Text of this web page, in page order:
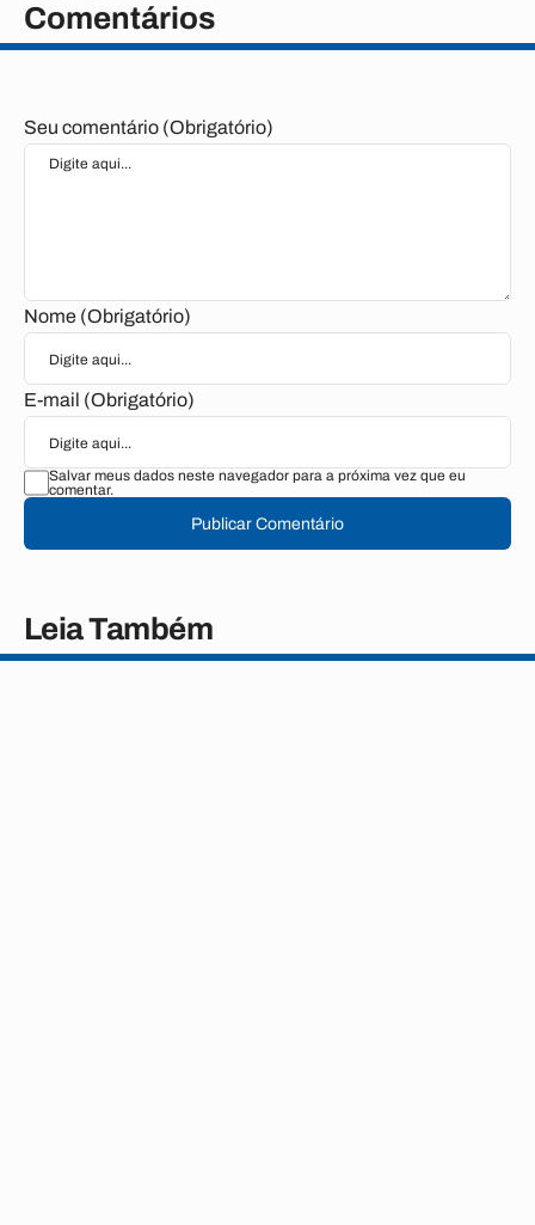
Comentários
Seu comentário (Obrigatório)
Nome (Obrigatório)
E-mail (Obrigatório)
Salvar meus dados neste navegador para a próxima vez que eu
comentar.
Publicar Comentário
Leia Também